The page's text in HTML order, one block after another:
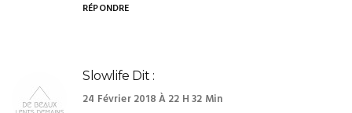
RÉPONDRE
Slowlife Dit :
24 Février 2018 À 22 H 32 Min